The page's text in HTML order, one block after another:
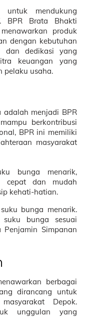
mendukung
BPR Brata Bhakti
produk
dengan kebutuhan
dan dedikasi yang
keuangan yang
pelaku usaha.
adalah menjadi BPR
berkontribusi
BPR ini memiliki
masyarakat
bunga menarik,
cepat dan mudah
kehati-hatian.
bunga menarik.
suku bunga sesuai
Simpanan
berbagai
dirancang untuk
Depok.
unggulan yang